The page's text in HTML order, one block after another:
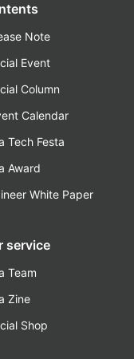
Note
Event
Column
Calendar
Tech Festa
Award
White Paper
service
Team
Zine
Shop